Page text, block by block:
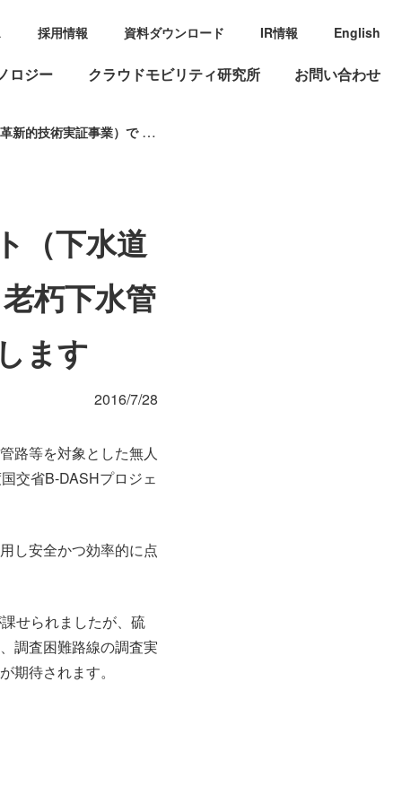
ロジー クラウドモビリティ研究所 お問い合わせ
採用情報 資料ダウンロード IR情報 English
ょの点検・調査技術など３技術を実証します
（下水道
朽下水管
ます
2016/7/28
路等を対象とした無人
交省B-DASHプロジェ
し安全かつ効率的に点
せられましたが、硫
調査困難路線の調査実
期待されます。